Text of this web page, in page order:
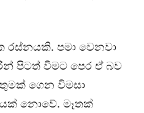
රස්නයකි. පමා වෙනවා
පිටත් වීමට පෙර ඒ බව
ගෙන විමසා
නොවේ. මෑතක්